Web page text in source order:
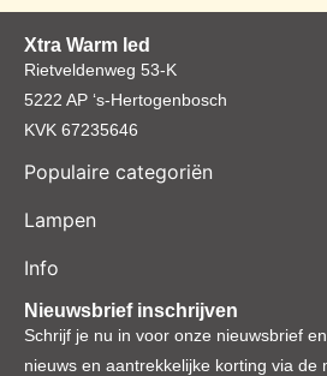
Xtra Warm led
Rietveldenweg 53-K
5222 AP ‘s-Hertogenbosch
KVK 67235646
Populaire categoriën
Lampen
Info
Nieuwsbrief inschrijven
Schrijf je nu in voor onze nieuwsbrief
nieuws en aantrekkelijke korting via de